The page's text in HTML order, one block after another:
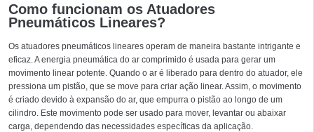
Como funcionam os Atuadores
Pneumáticos Lineares?
Os atuadores pneumáticos lineares operam de maneira bastante intrigante e
eficaz. A energia pneumática do ar comprimido é usada para gerar um
movimento linear potente. Quando o ar é liberado para dentro do atuador, ele
pressiona um pistão, que se move para criar ação linear. Assim, o movimento
é criado devido à expansão do ar, que empurra o pistão ao longo de um
cilindro. Este movimento pode ser usado para mover, levantar ou abaixar
carga, dependendo das necessidades específicas da aplicação.